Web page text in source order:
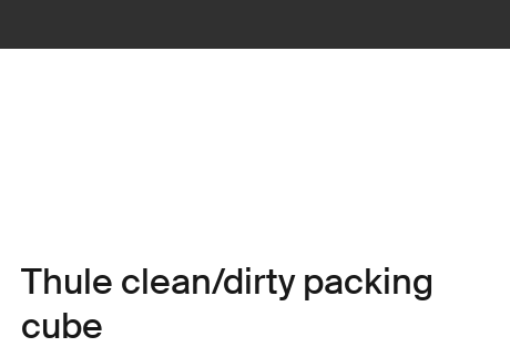
Thule clean/dirty packing
cube